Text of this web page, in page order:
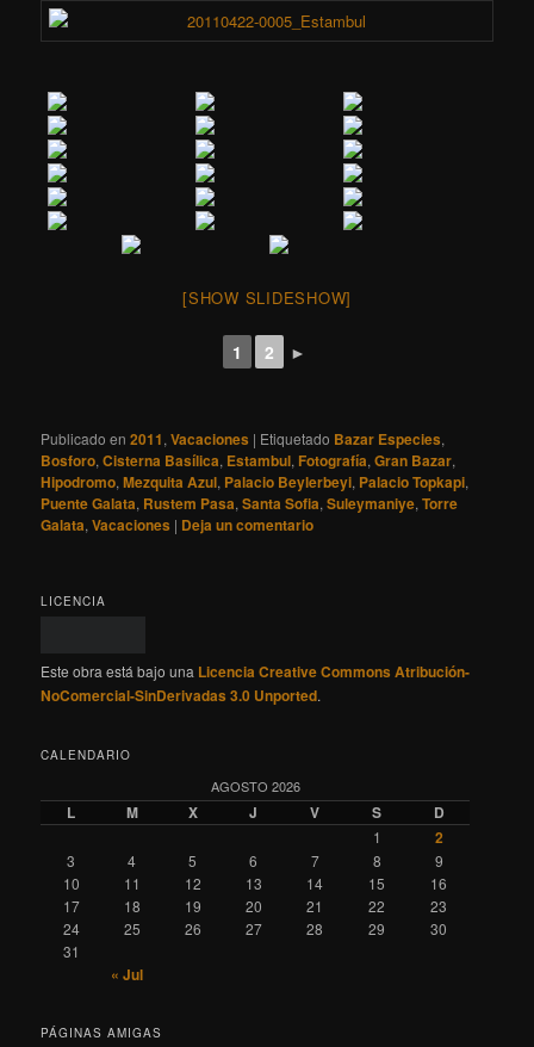
[SHOW SLIDESHOW]
1 2 ►
Publicado en 2011,Vacaciones | Etiquetado Bazar Especies,
Bosforo,Cisterna Basílica, Estambul, Fotografía,Gran Bazar,
Hipodromo,Mezquita Azul, Palacio Beylerbeyi, Palacio Topkapi,
Puente Galata, Rustem Pasa,Santa Sofia,Suleymaniye,Torre
Galata,Vacaciones | Deja un comentario
LICENCIA
Este obra está bajo una Licencia Creative Commons Atribución-
NoComercial-SinDerivadas 3.0 Unported.
CALENDARIO
AGOSTO 2026
L M X J V S D
1 2
3 4 5 6 7 8
9
10
11 12 13 14 15
16
17
18 19 20 21 22
23
24
25 26 27 28 29
30
31
« Jul
PÁGINAS AMIGAS